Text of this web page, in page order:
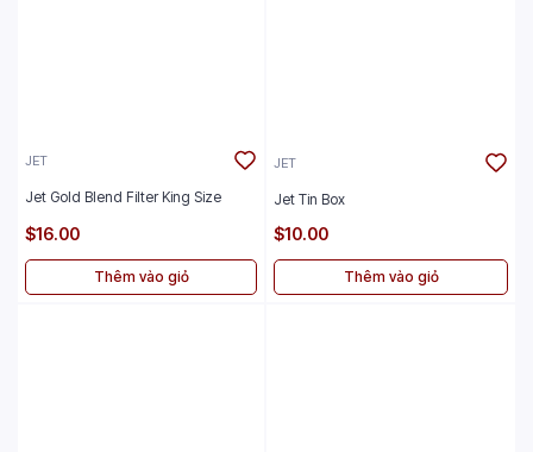
JET
Jet Gold Blend Filter King Size
$16.00
Thêm vào giỏ
JET
Jet Tin Box
$10.00
Thêm vào giỏ